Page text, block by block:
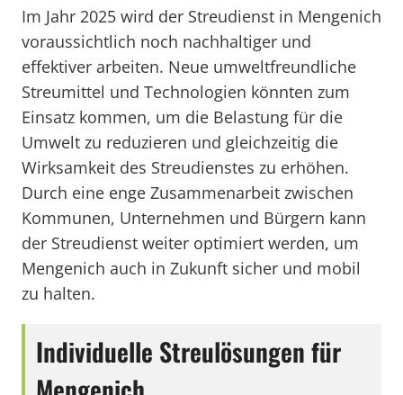
Im Jahr 2025 wird der Streudienst in Mengenich
voraussichtlich noch nachhaltiger und
effektiver arbeiten. Neue umweltfreundliche
Streumittel und Technologien könnten zum
Einsatz kommen, um die Belastung für die
Umwelt zu reduzieren und gleichzeitig die
Wirksamkeit des Streudienstes zu erhöhen.
Durch eine enge Zusammenarbeit zwischen
Kommunen, Unternehmen und Bürgern kann
der Streudienst weiter optimiert werden, um
Mengenich auch in Zukunft sicher und mobil
zu halten.
Individuelle Streulösungen für